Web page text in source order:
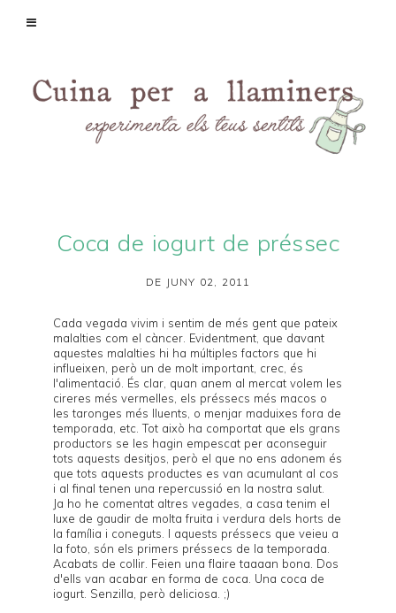
Coca de iogurt de préssec
DE JUNY 02, 2011
Cada vegada vivim i sentim de més gent que pateix
malalties com el càncer. Evidentment, que davant
aquestes malalties hi ha múltiples factors que hi
influeixen, però un de molt important, crec, és
l'alimentació. És clar, quan anem al mercat volem les
cireres més vermelles, els préssecs més macos o
les taronges més lluents, o menjar maduixes fora de
temporada, etc. Tot això ha comportat que els grans
productors se les hagin empescat per aconseguir
tots aquests desitjos, però el que no ens adonem és
que tots aquests productes es van acumulant al cos
i al final tenen una repercussió en la nostra salut.
Ja ho he comentat altres vegades, a casa tenim el
luxe de gaudir de molta fruita i verdura dels horts de
la família i coneguts. I aquests préssecs que veieu a
la foto, són els primers préssecs de la temporada.
Acabats de collir. Feien una flaire taaaan bona. Dos
d'ells van acabar en forma de coca. Una coca de
iogurt. Senzilla, però deliciosa. ;)